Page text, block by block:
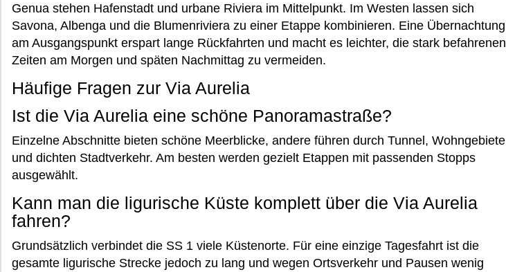
Genua stehen Hafenstadt und urbane Riviera im Mittelpunkt. Im Westen lassen sich
Savona, Albenga und die Blumenriviera zu einer Etappe kombinieren. Eine Übernachtung
am Ausgangspunkt erspart lange Rückfahrten und macht es leichter, die stark befahrenen
Zeiten am Morgen und späten Nachmittag zu vermeiden.
Häufige Fragen zur Via Aurelia
Ist die Via Aurelia eine schöne Panoramastraße?
Einzelne Abschnitte bieten schöne Meerblicke, andere führen durch Tunnel, Wohngebiete
und dichten Stadtverkehr. Am besten werden gezielt Etappen mit passenden Stopps
ausgewählt.
Kann man die ligurische Küste komplett über die Via Aurelia
fahren?
Grundsätzlich verbindet die SS 1 viele Küstenorte. Für eine einzige Tagesfahrt ist die
gesamte ligurische Strecke jedoch zu lang und wegen Ortsverkehr und Pausen wenig